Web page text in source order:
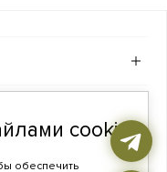
cookie
обеспечить